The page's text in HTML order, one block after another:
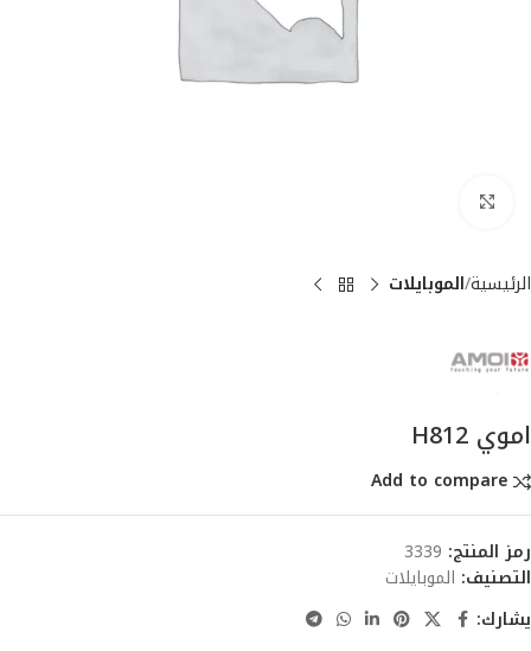
الرئيسية الموبايلات
اموي H812
Add to compare
رمز المنتج: 3339
التصنيف: الموبايلات
يشارك: